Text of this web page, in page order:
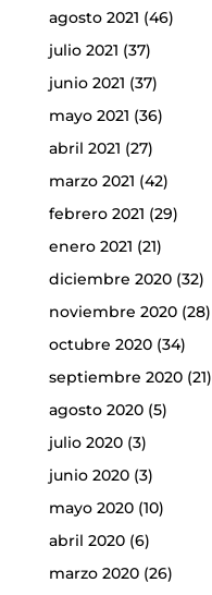
agosto 2021 (46)
julio 2021 (37)
junio 2021 (37)
mayo 2021 (36)
abril 2021 (27)
marzo 2021 (42)
febrero 2021 (29)
enero 2021 (21)
diciembre 2020(32)
noviembre 2020(28)
octubre 2020(34)
septiembre 2020(21)
agosto 2020(5)
julio 2020(3)
junio 2020(3)
mayo 2020(10)
abril 2020(6)
marzo 2020(26)